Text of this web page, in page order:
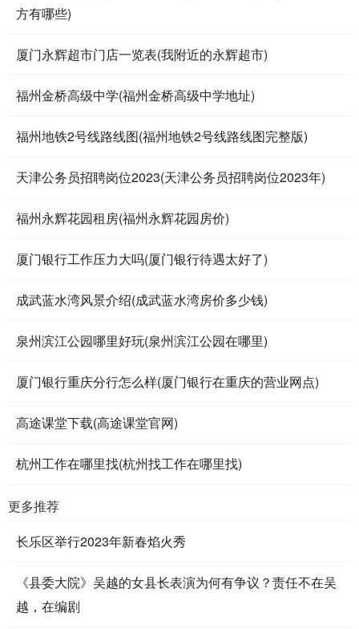
方有哪些)
厦门永辉超市门店一览表(我附近的永辉超市)
福州金桥高级中学(福州金桥高级中学地址)
福州地铁2号线路线图(福州地铁2号线路线图完整版)
天津公务员招聘岗位2023(天津公务员招聘岗位2023年)
福州永辉花园租房(福州永辉花园房价)
厦门银行工作压力大吗(厦门银行待遇太好了)
成武蓝水湾风景介绍(成武蓝水湾房价多少钱)
泉州滨江公园哪里好玩(泉州滨江公园在哪里)
厦门银行重庆分行怎么样(厦门银行在重庆的营业网点)
高途课堂下载(高途课堂官网)
杭州工作在哪里找(杭州找工作在哪里找)
更多推荐
长乐区举行2023年新春焰火秀
《县委大院》吴越的女县长表演为何有争议？责任不在吴
越，在编剧